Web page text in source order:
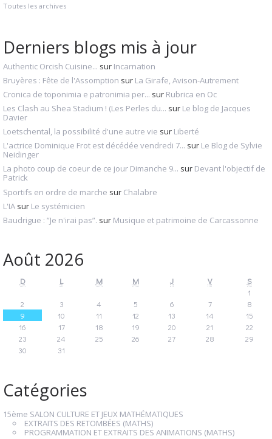
Toutes les archives
Derniers blogs mis à jour
Authentic Orcish Cuisine... sur Incarnation
Bruyères : Fête de l'Assomption sur La Girafe, Avison-Autrement
Cronica de toponimia e patronimia per... sur Rubrica en Oc
Les Clash au Shea Stadium ! (Les Perles du... sur Le blog de Jacques
Davier
Loetschental, la possibilité d'une autre vie sur Liberté
L'actrice Dominique Frot est décédée vendredi 7... sur Le Blog de Sylvie
Neidinger
La photo coup de coeur de ce jour Dimanche 9... sur Devant l'objectif de
Patrick
Sportifs en ordre de marche sur Chalabre
L'IA sur Le systémicien
Baudrigue : ”Je n'irai pas”. sur Musique et patrimoine de Carcassonne
Août 2026
D L M M J V
S
1
2
3 4 5 6 7
8
9
10 11 12 13 14
15
16
17 18 19 20 21
22
23
24 25 26 27 28
29
30
31
Catégories
15ème SALON CULTURE ET JEUX MATHÉMATIQUES
EXTRAITS DES RETOMBÉES (MATHS)
PROGRAMMATION ET EXTRAITS DES ANIMATIONS (MATHS)